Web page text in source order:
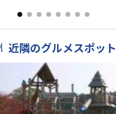
人気があります。
近隣のグルメスポット